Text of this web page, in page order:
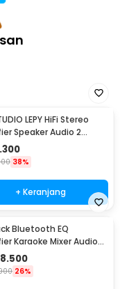
LEPY HiFi Stereo
Speaker Audio 2
20W - HY-2001
38%
+ Keranjang
Bluetooth EQ
Karaoke Mixer Audio
MP326BT
26%